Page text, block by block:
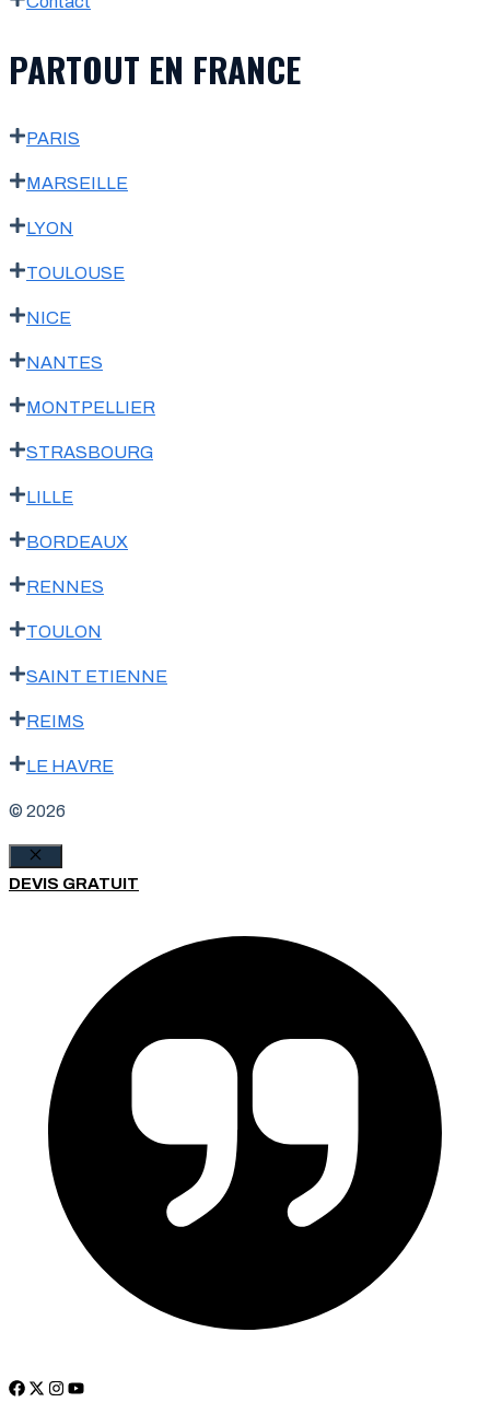
PARTOUT EN FRANCE
PARIS
MARSEILLE
LYON
TOULOUSE
NICE
NANTES
MONTPELLIER
STRASBOURG
LILLE
BORDEAUX
RENNES
TOULON
SAINT ETIENNE
REIMS
LE HAVRE
© 2026
Fermer
DEVIS GRATUIT